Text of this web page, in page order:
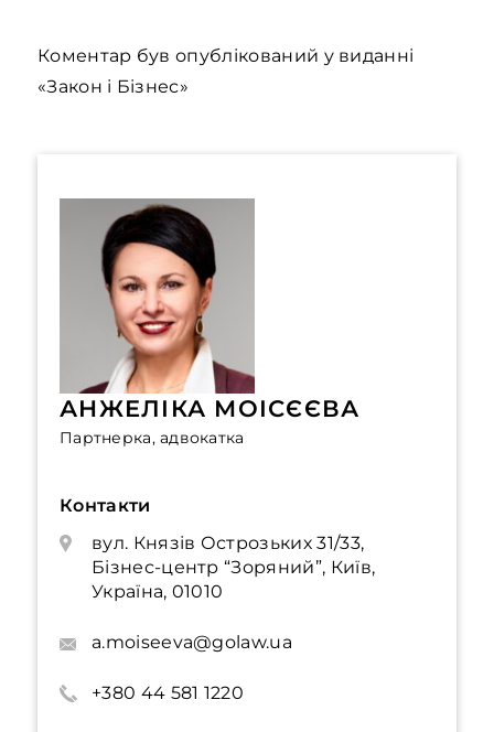
Коментар був опублікований у виданні
«Закон і Бізнес»
АНЖЕЛІКА МОІСЄЄВА
Партнерка, адвокатка
Контакти
вул. Князів Острозьких 31/33,
Бізнес-центр “Зоряний”, Київ,
Україна, 01010
a.moiseeva@golaw.ua
+380 44 581 1220